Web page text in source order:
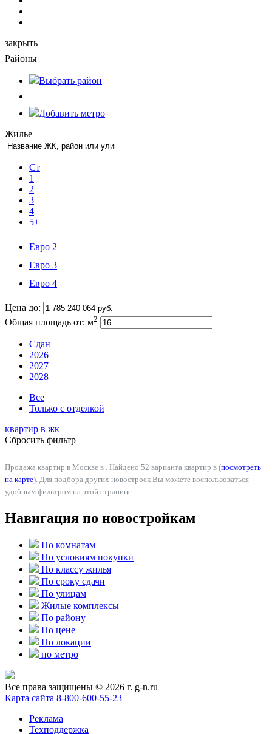
закрыть
Районы
Выбрать район
Добавить метро
Жилье
Ст
1
2
3
4
5+
Евро 2
Евро 3
Евро 4
Цена до:
Общая площадь от: м2
Сдан
2026
2027
2028
Все
Только с отделкой
квартир в жк
Сбросить фильтр
Продажа квартир в Москве в . Найдено 52 варианта квартир в (посмотреть
на карте). Для подбора других новостроек Вы можете воспользоваться
удобным фильтром на этой странице.
Навигация по новостройкам
По комнатам
По условиям покупки
По классу жилья
По сроку сдачи
По улицам
Жилые комплексы
По району
По цене
По локации
по метро
Все права защищены © 2026 г. g-n.ru
Карта сайта 8-800-600-55-23
Реклама
Техподдержка